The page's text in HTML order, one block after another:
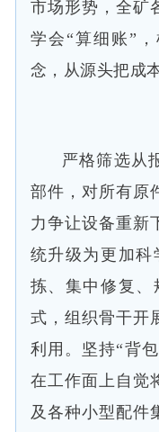
市场形势，全矿
学会“算细账”
念，从源头把成
严格筛选从
部件，对所有原
力争让设备重新
统升级为更加科
拣、集中修复、
式，组织骨干开
利用。坚持“背
在工作面上自觉
及各种小型配件